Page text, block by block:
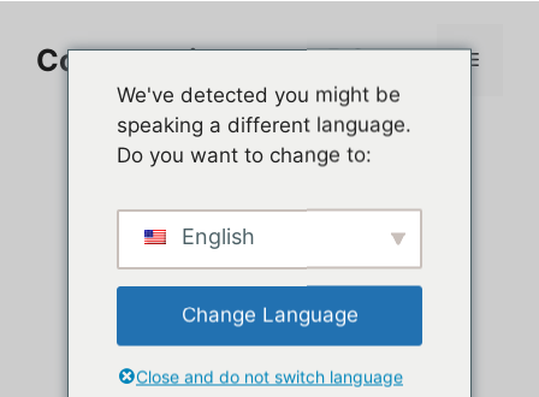
contenuComment jouer sur PC Menu
We've detected you might be
speaking a different language.
Do you want to change to:
English
Change Language
Close and do not switch language